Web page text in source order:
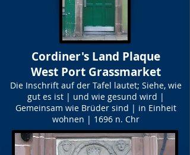
Cordiner's Land Plaque
West Port Grassmarket
Die Inschrift auf der Tafel lautet; Siehe, wie
gut es ist | und wie gesund wird |
Gemeinsam wie Brüder sind | in Einheit
wohnen | 1696 n. Chr